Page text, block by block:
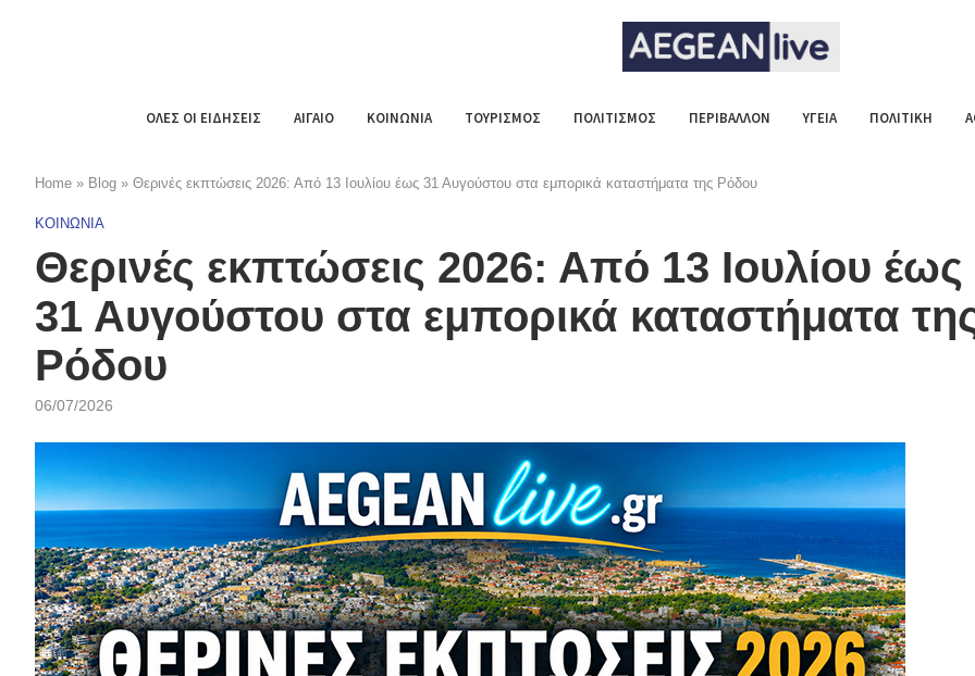
ΟΛΕΣ ΟΙ ΕΙΔΗΣΕΙΣ ΑΙΓΑΙΟ ΚΟΙΝΩΝΙΑ ΤΟΥΡΙΣΜΟΣ ΠΟΛΙΤΙΣΜΟΣ ΠΕΡΙΒΑΛΛΟΝ ΥΓΕΙΑ ΠΟΛΙΤΙΚΗ
Home » Blog » Θερινές εκπτώσεις 2026: Από 13 Ιουλίου έως 31 Αυγούστου στα εμπορικά καταστήματα της Ρόδου
ΚΟΙΝΩΝΙΑ
Θερινές εκπτώσεις 2026: Από 13 Ιουλίου έως
31 Αυγούστου στα εμπορικά καταστήματα
Ρόδου
06/07/2026